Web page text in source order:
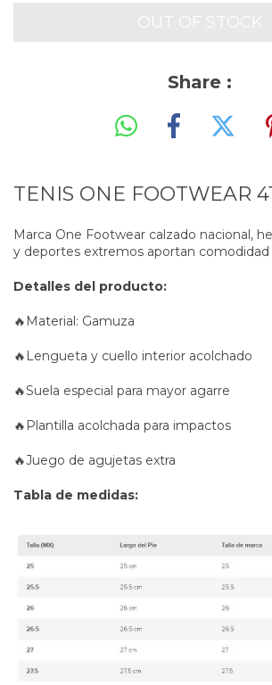
Share :
TENIS ONE FOOTWEAR
Marca One Footwear calzado nacional,
y deportes extremos aportan comodidad
Detalles del producto:
🔥Material: Gamuza
🔥Lengueta y cuello interior acolchado
🔥Suela especial para mayor agarre
🔥Plantilla acolchada para impactos
🔥Juego de agujetas extra
Tabla de medidas: